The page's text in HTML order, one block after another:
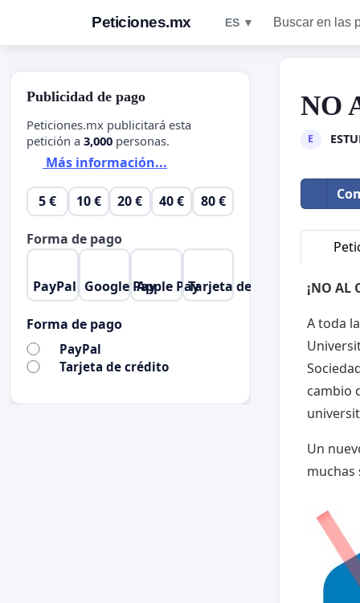
Peticiones.mx ES ▼ Buscar en las
NO
E
¡NO AL
A toda
cambio
Un
muchas
Publicidad de pago
Peticiones.mx publicitará esta
petición a 3,000 personas.
Más información...
5 € 10 € 20 € 40 € 80 €
Forma de pago
PayPal Google PayApple PayTarjeta de crédito
Forma de pago
PayPal
Tarjeta de crédito